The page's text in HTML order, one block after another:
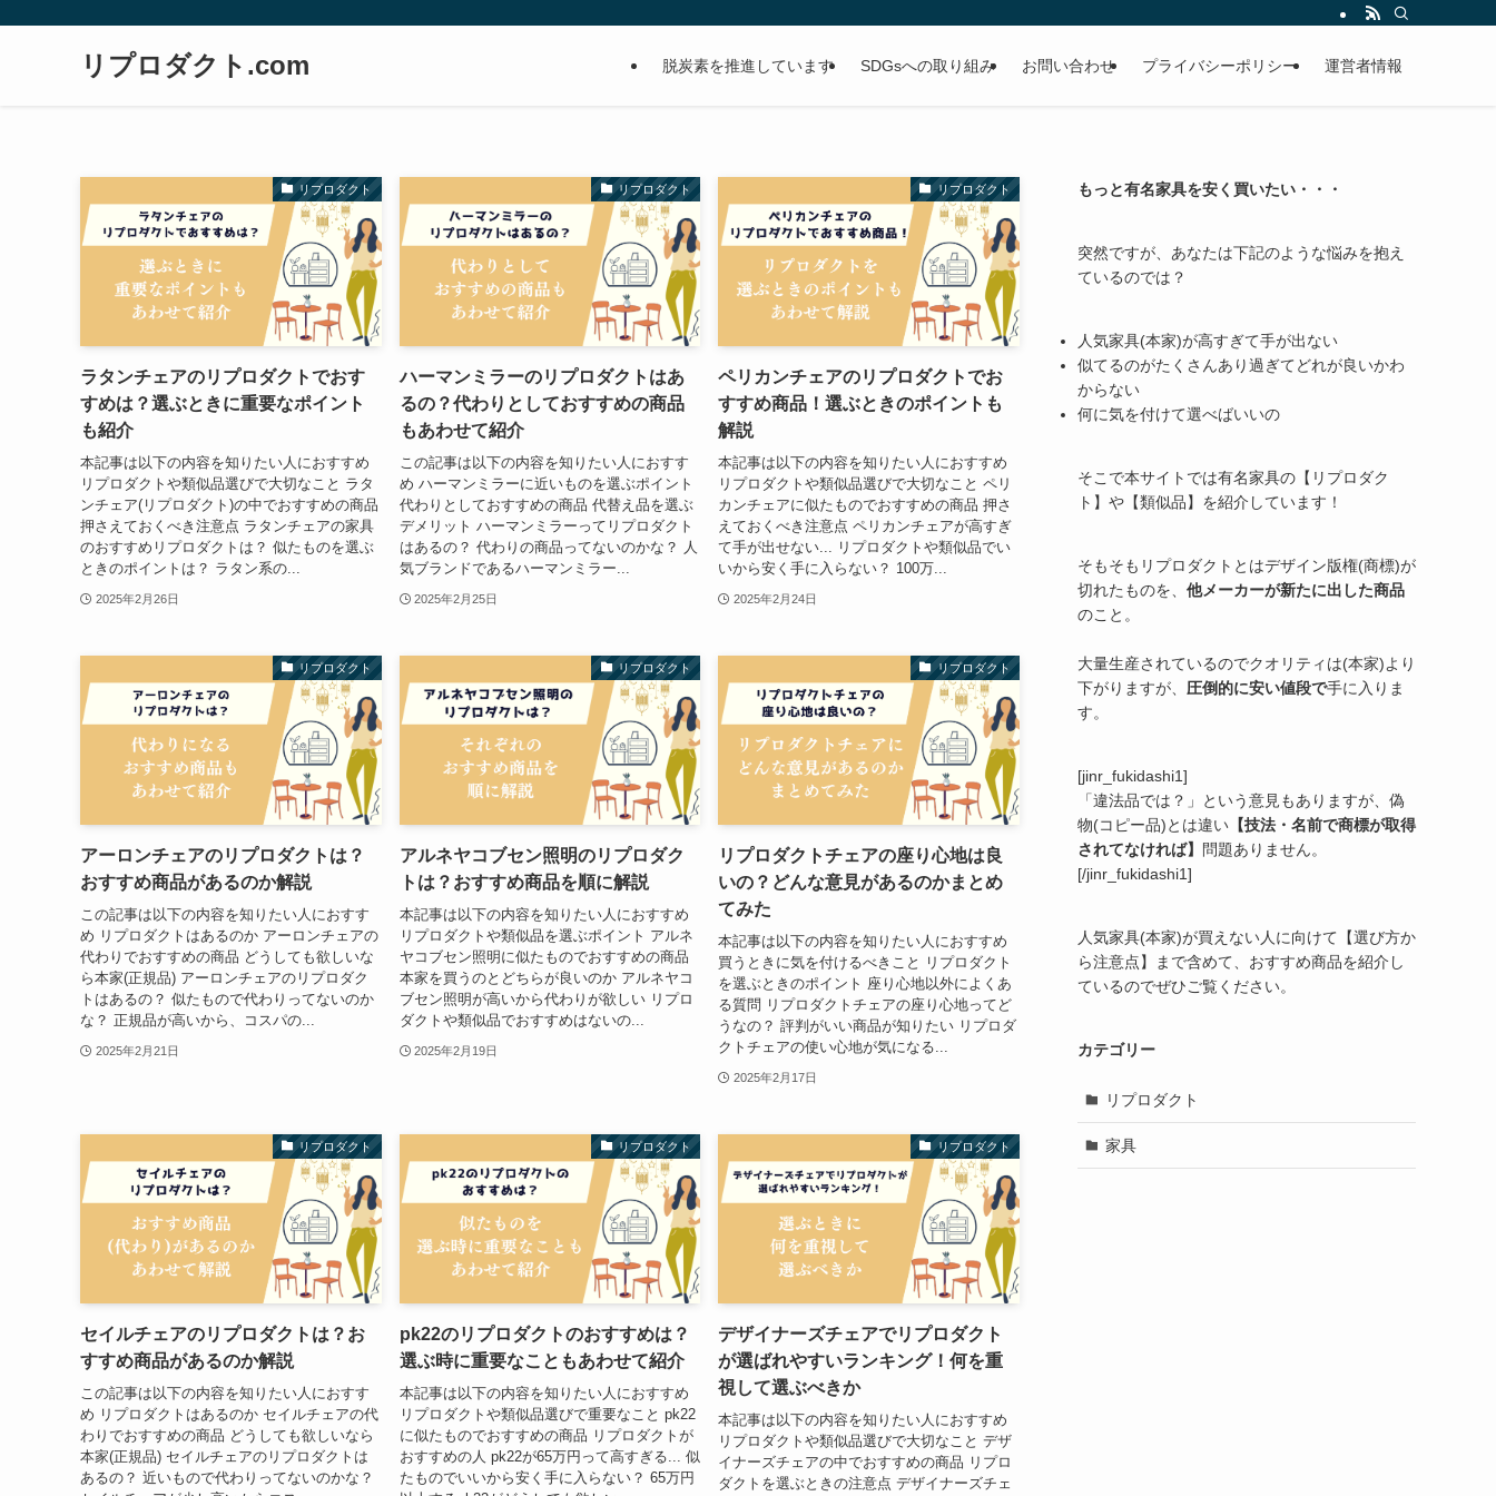
リプロダクト.com 脱炭素を推進しています SDGsへの取り組み お問い合わせ プライバシーポリシー 運営者情報
リプロダクト
ラタンチェアのリプロダクトでおす
すめは？選ぶときに重要なポイント
も紹介
本記事は以下の内容を知りたい人におすすめ
リプロダクトや類似品選びで大切なこと ラタ
ンチェア(リプロダクト)の中でおすすめの商品
押さえておくべき注意点 ラタンチェアの家具
のおすすめリプロダクトは？ 似たものを選ぶ
ときのポイントは？ ラタン系の...
2025年2月26日
リプロダクト
ハーマンミラーのリプロダクトはあ
るの？代わりとしておすすめの商品
もあわせて紹介
この記事は以下の内容を知りたい人におすす
め ハーマンミラーに近いものを選ぶポイント
代わりとしておすすめの商品 代替え品を選ぶ
デメリット ハーマンミラーってリプロダクト
はあるの？ 代わりの商品ってないのかな？ 人
気ブランドであるハーマンミラー...
2025年2月25日
リプロダクト
ペリカンチェアのリプロダクトでお
すすめ商品！選ぶときのポイントも
解説
本記事は以下の内容を知りたい人におすすめ
リプロダクトや類似品選びで大切なこと ペリ
カンチェアに似たものでおすすめの商品 押さ
えておくべき注意点 ペリカンチェアが高すぎ
て手が出せない... リプロダクトや類似品でい
いから安く手に入らない？ 100万...
2025年2月24日
リプロダクト
アーロンチェアのリプロダクトは？
おすすめ商品があるのか解説
この記事は以下の内容を知りたい人におすす
め リプロダクトはあるのか アーロンチェアの
代わりでおすすめの商品 どうしても欲しいな
ら本家(正規品) アーロンチェアのリプロダク
トはあるの？ 似たもので代わりってないのか
な？ 正規品が高いから、コスパの...
2025年2月21日
リプロダクト
アルネヤコブセン照明のリプロダク
トは？おすすめ商品を順に解説
本記事は以下の内容を知りたい人におすすめ
リプロダクトや類似品を選ぶポイント アルネ
ヤコブセン照明に似たものでおすすめの商品
本家を買うのとどちらが良いのか アルネヤコ
ブセン照明が高いから代わりが欲しい リプロ
ダクトや類似品でおすすめはないの...
2025年2月19日
リプロダクト
リプロダクトチェアの座り心地は良
いの？どんな意見があるのかまとめ
てみた
本記事は以下の内容を知りたい人におすすめ
買うときに気を付けるべきこと リプロダクト
を選ぶときのポイント 座り心地以外によくあ
る質問 リプロダクトチェアの座り心地ってど
うなの？ 評判がいい商品が知りたい リプロダ
クトチェアの使い心地が気になる...
2025年2月17日
リプロダクト
セイルチェアのリプロダクトは？お
すすめ商品があるのか解説
この記事は以下の内容を知りたい人におすす
め リプロダクトはあるのか セイルチェアの代
わりでおすすめの商品 どうしても欲しいなら
本家(正規品) セイルチェアのリプロダクトは
あるの？ 近いもので代わりってないのかな？
リプロダクト
pk22のリプロダクトのおすすめは？
選ぶ時に重要なこともあわせて紹介
本記事は以下の内容を知りたい人におすすめ
リプロダクトや類似品選びで重要なこと pk22
に似たものでおすすめの商品 リプロダクトが
おすすめの人 pk22が65万円って高すぎる... 似
たものでいいから安く手に入らない？ 65万円
リプロダクト
デザイナーズチェアでリプロダクト
が選ばれやすいランキング！何を重
視して選ぶべきか
本記事は以下の内容を知りたい人におすすめ
リプロダクトや類似品選びで大切なこと デザ
イナーズチェアの中でおすすめの商品 リプロ
ダクトを選ぶときの注意点 デザイナーズチェ
もっと有名家具を安く買いたい・・・
突然ですが、あなたは下記のような悩みを抱え
ているのでは？
人気家具(本家)が高すぎて手が出ない
似てるのがたくさんあり過ぎてどれが良いかわ
からない
何に気を付けて選べばいいの
そこで本サイトでは有名家具の【リプロダク
ト】や【類似品】を紹介しています！
そもそもリプロダクトとはデザイン版権(商標)が
切れたものを、 他メーカーが新たに出した商品
のこと。
大量生産されているのでクオリティは(本家)より
下がりますが、 圧倒的に安い値段で手に入りま
す。
[jinr_fukidashi1]
「違法品では？」という意見もありますが、偽
物(コピー品)とは違い 【技法・名前で商標が取得
されてなければ】
問題ありません。
[/jinr_fukidashi1]
人気家具(本家)が買えない人に向けて【選び方か
ら注意点】まで含めて、おすすめ商品を紹介し
ているのでぜひご覧ください。
カテゴリー
リプロダクト
家具